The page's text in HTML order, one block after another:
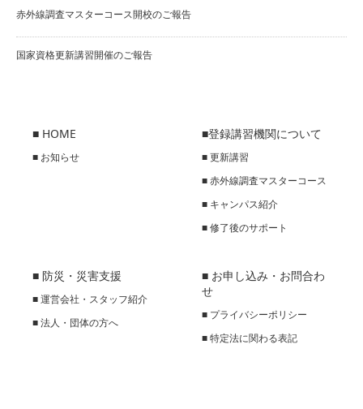
赤外線調査マスターコース開校のご報告
国家資格更新講習開催のご報告
■ HOME
■ お知らせ
■登録講習機関について
■ 更新講習
■ 赤外線調査マスターコース
■ キャンパス紹介
■ 修了後のサポート
■ 防災・災害支援
■ 運営会社・スタッフ紹介
■ 法人・団体の方へ
■ お申し込み・お問合わ
せ
■ プライバシーポリシー
■ 特定法に関わる表記